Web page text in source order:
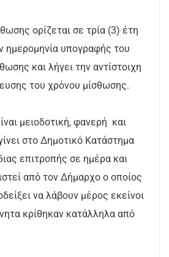
ορίζεται σε τρία (3) έτη
ημερομηνία υπογραφής του
και λήγει την αντίστοιχη
του χρόνου μίσθωσης.
μειοδοτική, φανερή και
στο Δημοτικό Κατάστημα
επιτροπής σε ημέρα και
από τον Δήμαρχο ο οποίος
να λάβουν μέρος εκείνοι
κρίθηκαν κατάλληλα από